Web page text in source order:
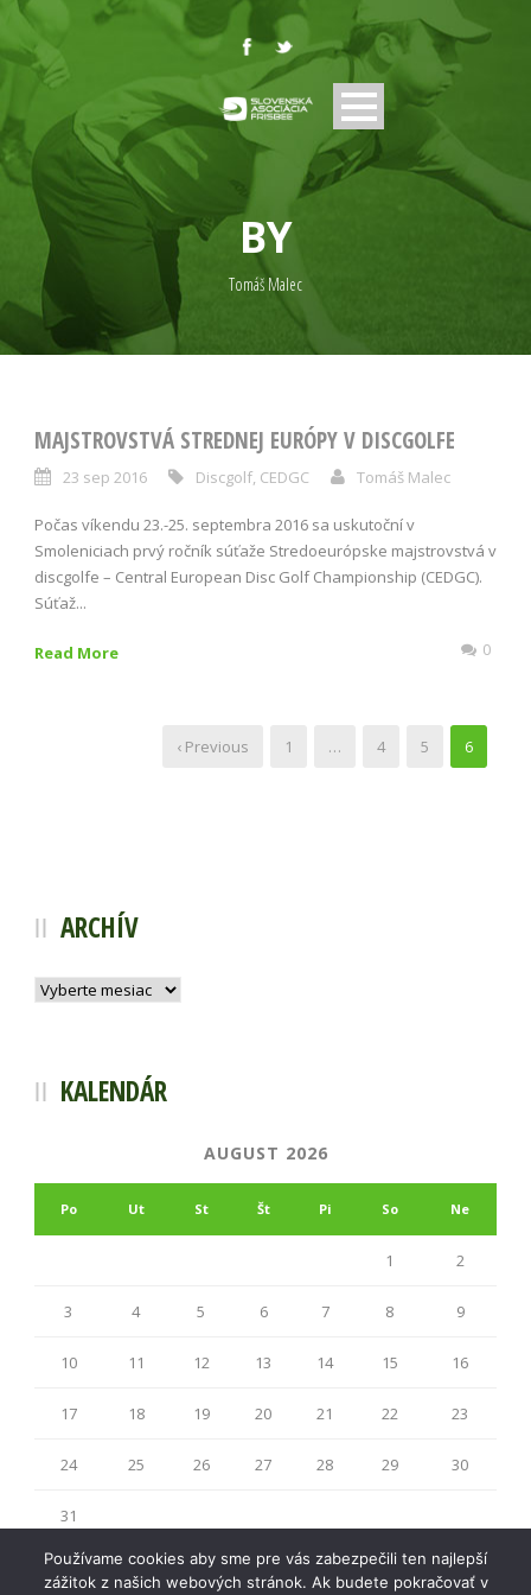
BY
Tomáš Malec
MAJSTROVSTVÁ STREDNEJ EURÓPY V DISCGOLFE
23 sep 2016 Discgolf, CEDGC Tomáš Malec
Počas víkendu 23.-25. septembra 2016 sa uskutoční v
Smoleniciach prvý ročník súťaže Stredoeurópske majstrovstvá v
discgolfe – Central European Disc Golf Championship (CEDGC).
Súťaž...
Read More 0
‹ Previous 1 … 4 5 6
ARCHÍV
Archív
KALENDÁR
AUGUST 2026
Po Ut St Št Pi So Ne
1 2
3 4 5 6 7 8 9
10 11 12 13 14 15 16
17 18 19 20 21 22 23
24 25 26 27 28 29 30
31
« júl
Používame cookies aby sme pre vás zabezpečili ten najlepší
zážitok z našich webových stránok. Ak budete pokračovať v